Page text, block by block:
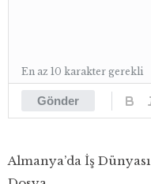
Gönder
En az 10 karakter gerekli
Almanya’da İş Dünyası